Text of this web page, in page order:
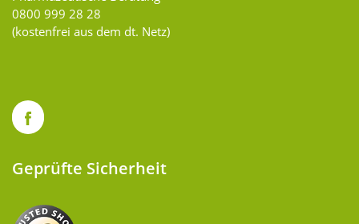
0800 999 28 28
(kostenfrei aus dem dt. Netz)
Geprüfte Sicherheit